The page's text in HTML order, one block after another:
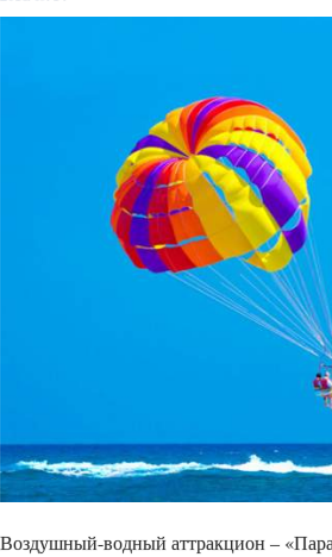
Воздушный-водный аттракцион –